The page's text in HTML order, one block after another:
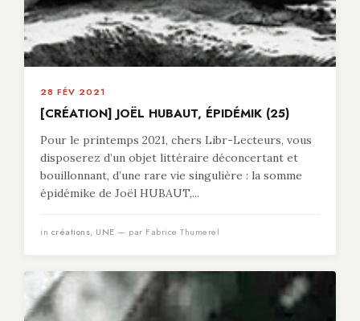
28 FÉV 2021
[CRÉATION] JOËL HUBAUT, ÉPIDÉMIK (25)
Pour le printemps 2021, chers Libr-Lecteurs, vous
disposerez d’un objet littéraire déconcertant et
bouillonnant, d’une rare vie singulière : la somme
épidémike de Joël HUBAUT,...
in créations, UNE — par Fabrice Thumerel